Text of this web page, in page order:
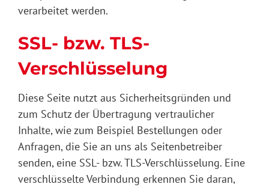
verarbeitet werden.
SSL- bzw. TLS-
Verschlüsselung
Diese Seite nutzt aus Sicherheitsgründen und
zum Schutz der Übertragung vertraulicher
Inhalte, wie zum Beispiel Bestellungen oder
Anfragen, die Sie an uns als Seitenbetreiber
senden, eine SSL- bzw. TLS-Verschlüsselung. Eine
verschlüsselte Verbindung erkennen Sie daran,